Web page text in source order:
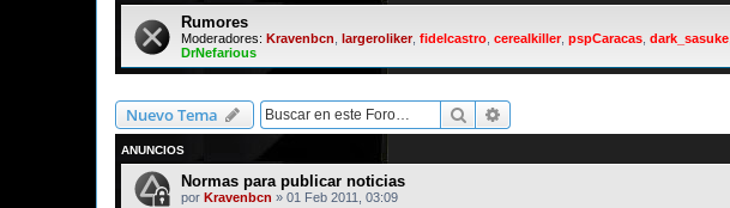
Rumores
Moderadores: Kravenbcn largeroliker, fidelcastro cerealkiller, pspCaracas dark_sasuke
DrNefarious
Nuevo Tema Buscar
ANUNCIOS
Normas para publicar noticias
por Kravenbcn » 01 Feb 2011, 03:09